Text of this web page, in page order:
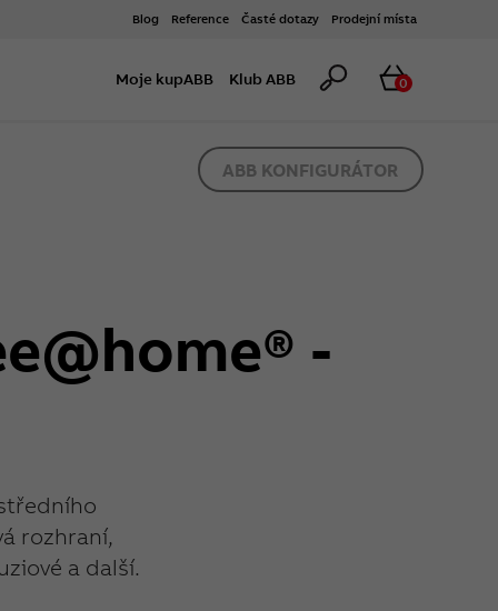
Blog Reference Časté dotazy Prodejní místa
Moje kupABB Klub ABB Hledat
0
ABB KONFIGURÁTOR
-
rozhraní,
a další.